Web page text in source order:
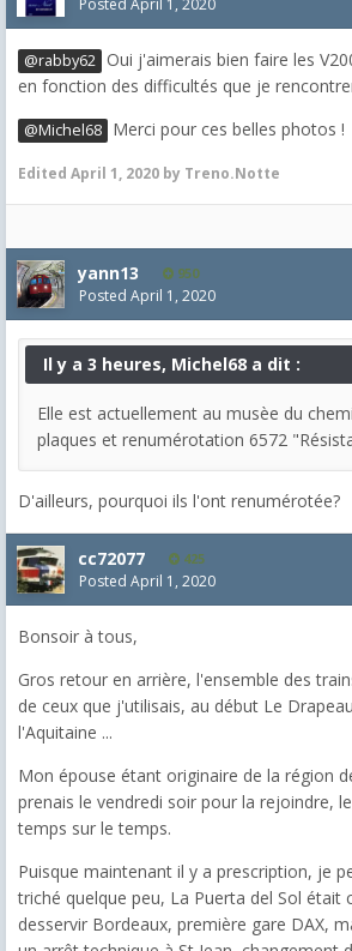
@rabby62 Oui j'aimerais bien faire les
en fonction des difficultés que je
@Michel68 Merci pour ces belles photos !
Edited April 1, 2020 by Treno.Notte
yann13 950
Posted April 1, 2020
Il y a 3 heures, Michel68 a dit :
Elle est actuellement au musèe du
plaques et renumérotation 6572
D'ailleurs, pourquoi ils l'ont renumérotée?
cc72077 425
Posted April 1, 2020
Bonsoir à tous,
Gros retour en arrière, l'ensemble des
de ceux que j'utilisais, au début Le
l'Aquitaine ...
Mon épouse étant originaire de la région
prenais le vendredi soir pour la rejoindre,
temps sur le temps.
Puisque maintenant il y a prescription, je
triché quelque peu, La Puerta del Sol était
desservir Bordeaux, première gare DAX,